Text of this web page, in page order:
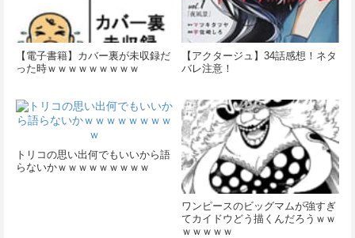
【電子書籍】カバー裏が未収録だ
った時ｗｗｗｗｗｗｗｗｗ
【アクタージュ】34話感想！ネタ
バレ注意！
トリコの思い出何でもいいから語
らないかｗｗｗｗｗｗｗｗｗ
ワンピースのビッグマムが強すぎ
てカイドウどう描くんだろうｗｗ
ｗｗｗｗｗ